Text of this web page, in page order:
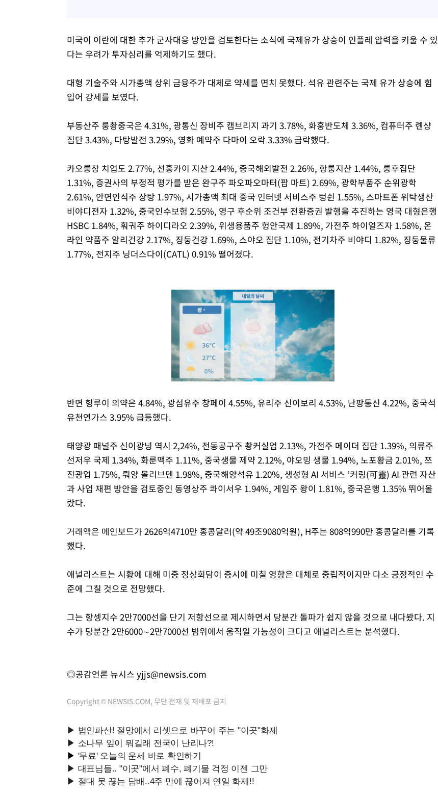
미국이 이란에 대한 추가 군사대응 방안을 검토한다는 소식에 국제유가 상승이 인플레 압력을 키울 수 있
다는 우려가 투자심리를 억제하기도 했다.
대형 기술주와 시가총액 상위 금융주가 대체로 약세를 면치 못했다. 석유 관련주는 국제 유가 상승에 힘
입어 강세를 보였다.
부동산주 룽촹중국은 4.31%, 광통신 장비주 캠브리지 과기 3.78%, 화훙반도체 3.36%, 컴퓨터주 롄샹
집단 3.43%, 다탕발전 3.29%, 영화 예약주 다마이 오락 3.33% 급락했다.
카오룽창 치업도 2.77%, 선훙카이 지산 2.44%, 중국해외발전 2.26%, 항룽지산 1.44%, 룽후집단
1.31%, 증권사의 부정적 평가를 받은 완구주 파오파오마터(팝 마트) 2.69%, 광학부품주 순위광학
2.61%, 안면인식주 상탕 1.97%, 시가총액 최대 중국 인터넷 서비스주 텅쉰 1.55%, 스마트폰 위탁생산
비야디전자 1.32%, 중국인수보험 2.55%, 영구 후순위 조건부 전환증권 발행을 추진하는 영국 대형은행
HSBC 1.84%, 훠궈주 하이디라오 2.39%, 위생용품주 헝안국제 1.89%, 가전주 하이얼즈자 1.58%, 온
라인 약품주 알리건강 2.17%, 징둥건강 1.69%, 스야오 집단 1.10%, 전기차주 비야디 1.82%, 징둥물류
1.77%, 전지주 닝더스다이(CATL) 0.91% 떨어졌다.
반면 헝루이 의약은 4.84%, 광섬유주 창페이 4.55%, 유리주 신이보리 4.53%, 난팡통신 4.22%, 중국석
유천연가스 3.95% 급등했다.
태양광 패널주 신이광넝 역시 2,24%, 전동공구주 촹커실업 2.13%, 가전주 메이더 집단 1.39%, 의류주
선저우 국제 1.34%, 화룬맥주 1.11%, 중국생물 제약 2.12%, 야오밍 생물 1.94%, 노포황금 2.01%, 쯔
진광업 1.75%, 뤄양 몰리브덴 1.98%, 중국해양석유 1.20%, 생성형 AI 서비스 ‘커링(可靈) AI 관련 자산
과 사업 재편 방안을 검토중인 동영상주 콰이서우 1.94%, 게임주 왕이 1.81%, 중국은행 1.35% 뛰어올
랐다.
거래액은 메인보드가 2626억4710만 홍콩달러(약 49조9080억원), H주는 808억990만 홍콩달러를 기록
했다.
애널리스트는 시황에 대해 미중 정상회담이 증시에 미칠 영향은 대체로 중립적이지만 다소 긍정적인 수
준에 그칠 것으로 전망했다.
그는 항셍지수 2만7000선을 단기 저항선으로 제시하면서 당분간 돌파가 쉽지 않을 것으로 내다봤다. 지
수가 당분간 2만6000∼2만7000선 범위에서 움직일 가능성이 크다고 애널리스트는 분석했다.
◎공감언론 뉴시스 yjjs@newsis.com
Copyright © NEWSIS.COM, 무단 전재 및 재배포 금지